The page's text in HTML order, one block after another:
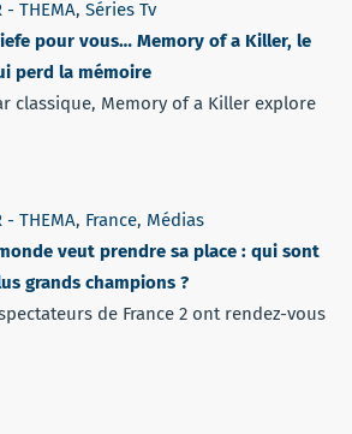
- THEMA, Séries Tv
pour vous… Memory of a Killer, le
perd la mémoire
classique, Memory of a Killer explore
- THEMA, France, Médias
veut prendre sa place : qui sont
grands champions ?
de France 2 ont rendez-vous